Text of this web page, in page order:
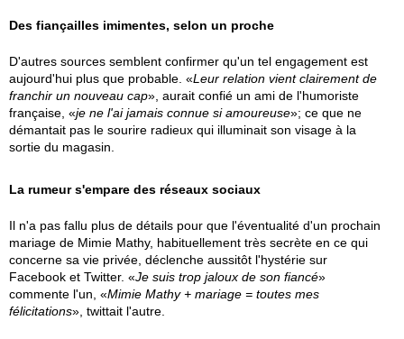
Des fiançailles imimentes, selon un proche
D'autres sources semblent confirmer qu'un tel engagement est
aujourd'hui plus que probable. «Leur relation vient clairement de
franchir un nouveau cap», aurait confié un ami de l'humoriste
française, «je ne l'ai jamais connue si amoureuse»; ce que ne
démantait pas le sourire radieux qui illuminait son visage à la
sortie du magasin.
La rumeur s'empare des réseaux sociaux
Il n'a pas fallu plus de détails pour que l'éventualité d'un prochain
mariage de Mimie Mathy, habituellement très secrète en ce qui
concerne sa vie privée, déclenche aussitôt l'hystérie sur
Facebook et Twitter. «Je suis trop jaloux de son fiancé»
commente l'un, «Mimie Mathy + mariage = toutes mes
félicitations», twittait l'autre.